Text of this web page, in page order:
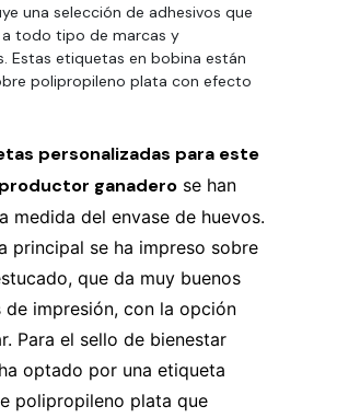
una selección de adhesivos que
a todo tipo de marcas y
Estas etiquetas en bobina están
polipropileno plata con efecto
personalizadas para este
ganadero se han
medida del envase de huevos.
principal se ha impreso sobre
que da muy buenos
de impresión, con la opción
Para el sello de bienestar
optado por una etiqueta
polipropileno plata que